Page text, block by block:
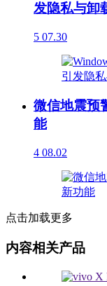
发隐私与卸
5 07.30
微信地震预
能
4 08.02
点击加载更多
内容相关产品